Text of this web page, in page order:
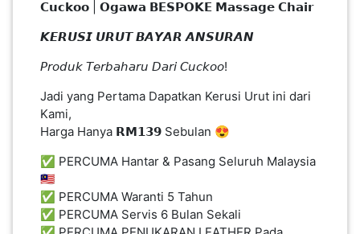
✅ PERCUMA Hantar & Pasang Seluruh Malaysia
🇲🇾
✅ PERCUMA Servis 6 Bulan Sekali
Tahun ke - 3
𝙋𝙀𝙍𝘾𝙐𝙈𝘼 𝙔𝙐𝙍𝘼𝙉 𝙋𝙍𝙊𝙎𝙀𝙎 𝘽𝙀𝙍𝙉𝙄𝙇𝘼𝙄
𝙍𝙈𝟮𝟱𝟬 ❗
Promosi Terhad!
Hubungi Saya Sekarang Untuk Tempahan
Segera.
PEKERJAAN(0)
SERVIS(17)
HARTA
BENDA(1)